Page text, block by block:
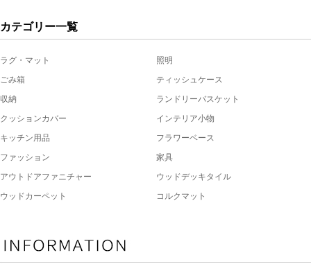
カテゴリー一覧
ラグ・マット
照明
ごみ箱
ティッシュケース
収納
ランドリーバスケット
クッションカバー
インテリア小物
キッチン用品
フラワーベース
ファッション
家具
アウトドアファニチャー
ウッドデッキタイル
ウッドカーペット
コルクマット